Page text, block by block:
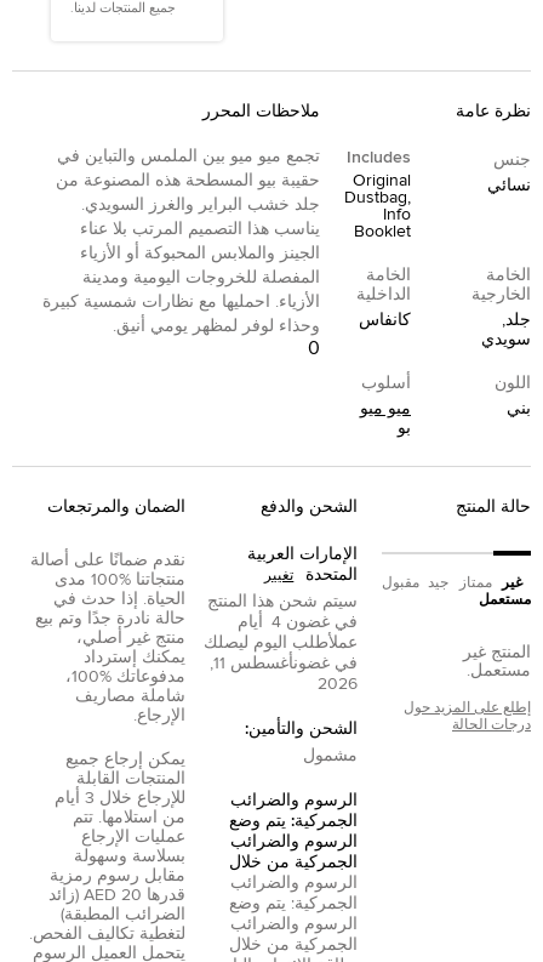
جميع المنتجات لدينا.
نظرة عامة
جنس
نسائي
Includes
Original
Dustbag,
Info
Booklet
الخامة
الخارجية
جلد,
سويدي
الخامة
الداخلية
كانفاس
اللون
بني
أسلوب
ميو ميو
بو
ملاحظات المحرر
تجمع ميو ميو بين الملمس والتباين في
حقيبة بيو المسطحة هذه المصنوعة من
جلد خشب البراير والغرز السويدي.
يناسب هذا التصميم المرتب بلا عناء
الجينز والملابس المحبوكة أو الأزياء
المفصلة للخروجات اليومية ومدينة
الأزياء. احمليها مع نظارات شمسية كبيرة
وحذاء لوفر لمظهر يومي أنيق.
0
حالة المنتج
غير
مستعمل
ممتاز جيد مقبول
المنتج غير
مستعمل.
إطلع على المزيد حول
درجات الحالة
الشحن والدفع
الإمارات العربية
المتحدة
تغيير
سيتم شحن هذا المنتج
في غضون 4
أيام
عملأطلب اليوم ليصلك
في غضون
أغسطس 11,
2026
الشحن والتأمين:
مشمول
الرسوم والضرائب
الجمركية: يتم وضع
الرسوم والضرائب
الجمركية من خلال
الرسوم والضرائب
الجمركية: يتم وضع
الرسوم والضرائب
الجمركية من خلال
الضمان والمرتجعات
نقدم ضمانًا على أصالة
منتجاتنا %100 مدى
الحياة. إذا حدث في
حالة نادرة جدًا وتم بيع
منتج غير أصلي،
يمكنك إسترداد
مدفوعاتك %100،
شاملة مصاريف
الإرجاع.
يمكن إرجاع جميع
المنتجات القابلة
للإرجاع خلال 3 أيام
من استلامها. تتم
عمليات الإرجاع
بسلاسة وسهولة
مقابل رسوم رمزية
قدرها 20 AED (زائد
الضرائب المطبقة)
لتغطية تكاليف الفحص.
يتحمل العميل الرسوم